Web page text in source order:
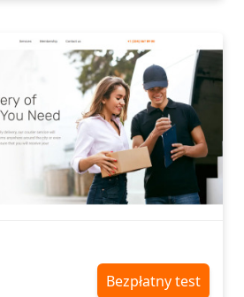
Bezpłatny test